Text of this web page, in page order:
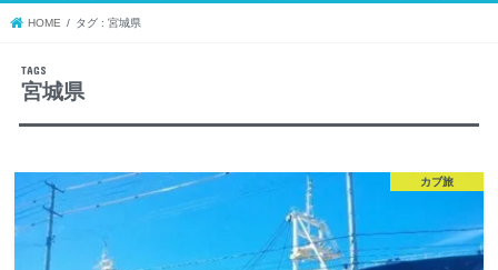
HOME タグ : 宮城県
宮城県
カブ旅